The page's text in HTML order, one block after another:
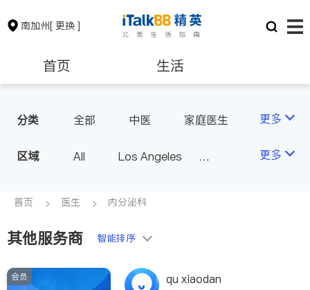
南加州[ 更换 ]
首页 生活
保险理财 房地产租售
银行贷款
建筑装修
非盈利组织
分类 全部 中医
家庭医生
眼科
妇科
儿科
心脏科
足科
肠胃肝脏科
泌尿科
风湿病
更多
区域 All
Los Angeles
Alhambra & San Gabriel
Diamond Bar & Covina
Rowland Heights & Hacienda H
更多
首页 医生 内分泌科
其他服务商 智能排序
会员 qu xiaodan